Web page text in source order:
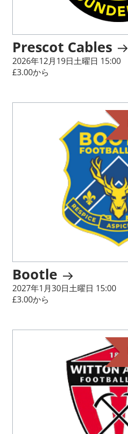
Prescot Cables
2026年12月19日土曜日 15:00
£3.00から
Bootle
2027年1月30日土曜日 15:00
£3.00から